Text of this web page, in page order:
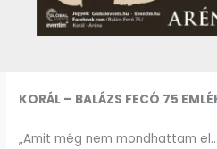
KORÁL – BALÁZS FECÓ 75
„Amit még nem mondhattam